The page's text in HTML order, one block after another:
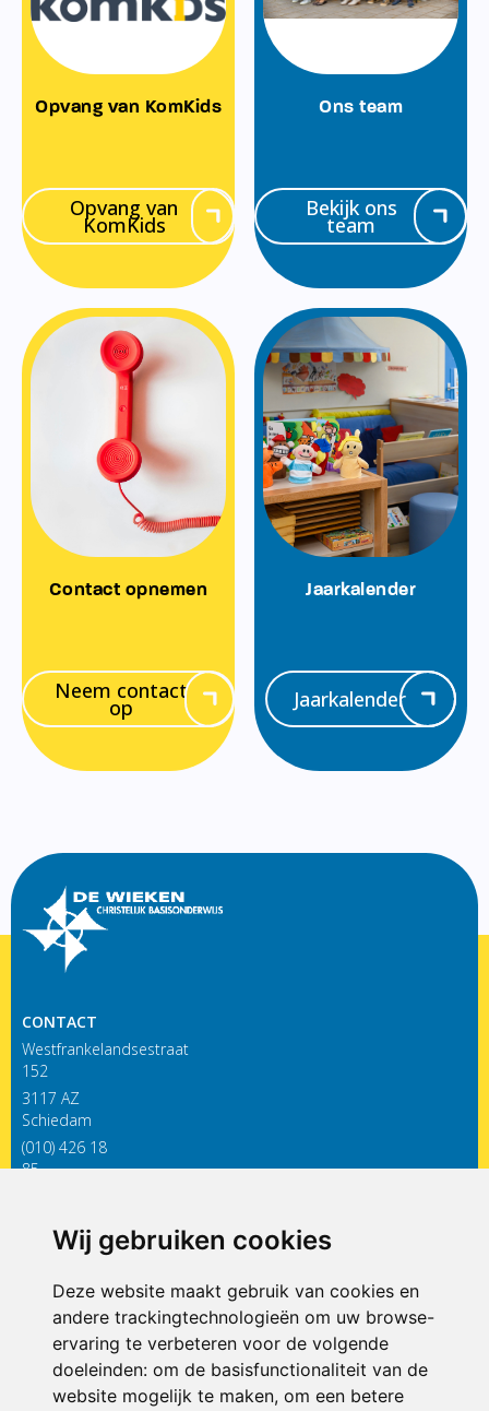
Wij gebruiken cookies
Deze website maakt gebruik van cookies en
andere trackingtechnologieën om uw browse-
ervaring te verbeteren voor de volgende
doeleinden: om de basisfunctionaliteit van de
website mogelijk te maken, om een betere
Opvang van KomKids
Opvang van
KomKids
Ons team
Bekijk ons
team
Contact opnemen
Neem contact
op
Jaarkalender
Jaarkalender
CONTACT
Westfrankelandsestraat
152
3117 AZ
Schiedam
(010) 426 18
85
ONDERDEEL VAN